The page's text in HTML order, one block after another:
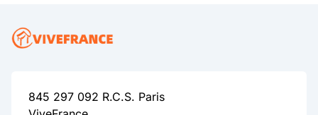
845 297 092 R.C.S. Paris